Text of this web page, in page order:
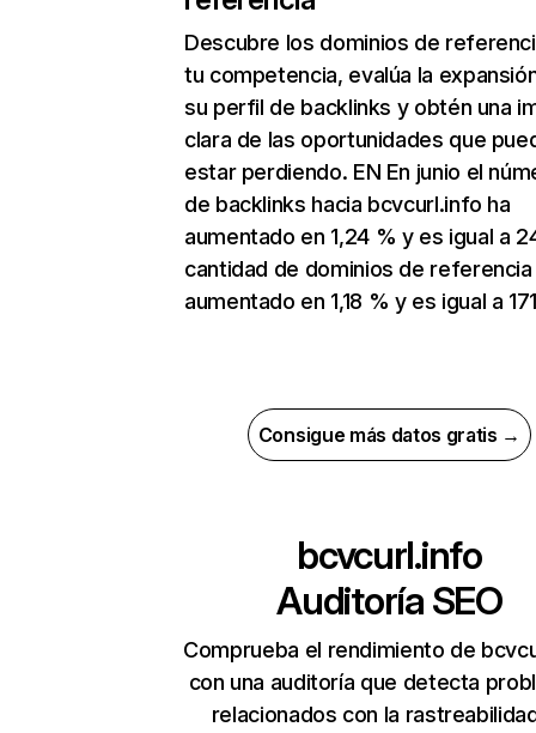
Descubre los dominios de
tu competencia, evalúa la
su perfil de backlinks y obtén una
clara de las oportunidades que
estar perdiendo. EN En junio el
de backlinks hacia bcvcurl.info ha
aumentado en 1,24 % y es igual a
cantidad de dominios de referencia
aumentado en 1,18 % y es igual a
Consigue más datos gratis →
bcvcurl.info
Auditoría SEO
Comprueba el rendimiento de
con una auditoría que detecta
relacionados con la